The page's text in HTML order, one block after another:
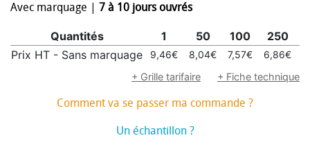
Avec marquage | 7 à 10 jours ouvrés
Quantités 1 50 100 250
Prix HT - Sans marquage
9,46€ 8,04€ 7,57€ 6,86€
+ Grille tarifaire
+ Fiche technique
Comment va se passer ma commande ?
Un échantillon ?